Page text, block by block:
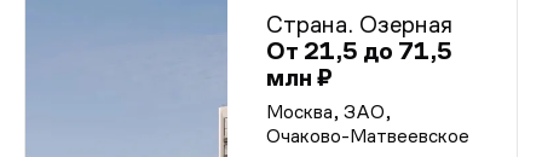
Страна. Озерная
От 21,5 до 71,5
млн ₽
Москва, ЗАО,
Очаково-Матвеевское